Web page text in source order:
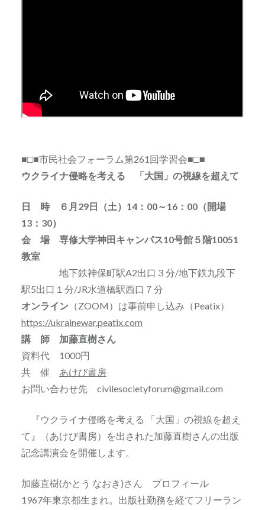
■□■市民社会フォーラム第261回学習会■□■
ウクライナ侵略を考える 「大国」の視線を超えて
日 時 ６月29日（土）14：00～16：00（開場
13：30）
会 場 専修大学神田キャンパス10号館５階10051
教室
地下鉄神保町駅A2出口３分/地下鉄九段下
駅5出口１分/JR水道橋駅西口７分
オンライン （ZOOM）は事前申し込み（Peatix）
https://ukrainewar.peatix.com
講 師 加藤直樹さん
資料代 1000円
共 催 あけび書房
お問い合わせ先 civilesocietyforum@gmail.com
『ウクライナ侵略を考える 「大国」の視線を超え
て』（あけび書房）を出された加藤直樹さんの出版
記念講演会を開催します。
加藤直樹(かとう なおき)さん プロフィール
1967年東京都生まれ。出版社勤務を経てフリーラン